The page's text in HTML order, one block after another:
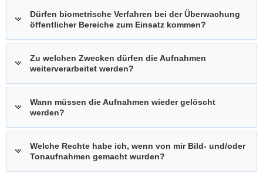
Dürfen biometrische Verfahren bei der Überwachung
öffentlicher Bereiche zum Einsatz kommen?
Zu welchen Zwecken dürfen die Aufnahmen
weiterverarbeitet werden?
Wann müssen die Aufnahmen wieder gelöscht
werden?
Welche Rechte habe ich, wenn von mir Bild- und/oder
Tonaufnahmen gemacht wurden?